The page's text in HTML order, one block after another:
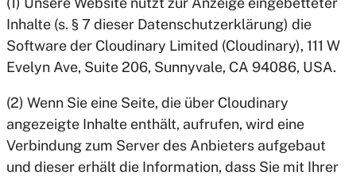
Inhalte (s. § 7 dieser Datenschutzerklärung) die
Software der Cloudinary Limited (Cloudinary), 111 W
Evelyn Ave, Suite 206, Sunnyvale, CA 94086, USA.
(2) Wenn Sie eine Seite, die über Cloudinary
angezeigte Inhalte enthält, aufrufen, wird eine
Verbindung zum Server des Anbieters aufgebaut
und dieser erhält die Information, dass Sie mit Ihrer